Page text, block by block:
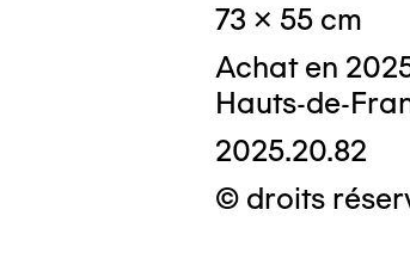
73 x 55 cm
Achat en
Hauts-de-
2025.20.82
© droits